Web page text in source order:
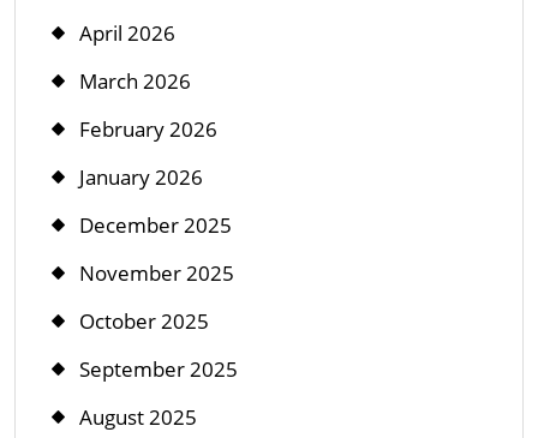
April 2026
March 2026
February 2026
January 2026
December 2025
November 2025
October 2025
September 2025
August 2025